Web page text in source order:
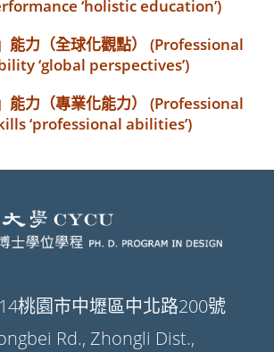
‘holistic education’)
能力（全球化觀點） (Professional
‘global perspectives’)
能力（專業化能力） (Professional
‘professional abilities’)
桃園市中壢區中北路200號
Rd., Zhongli Dist.,